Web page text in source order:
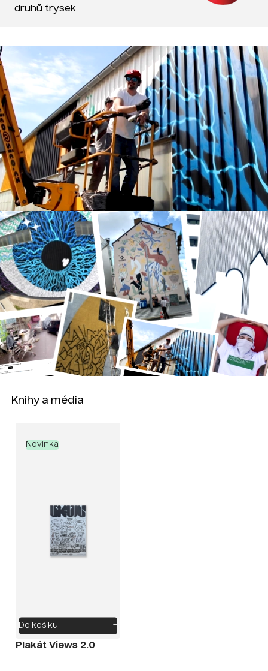
druhů trysek
Knihy a média
Novinka
Do košíku +
Plakát Views 2.0